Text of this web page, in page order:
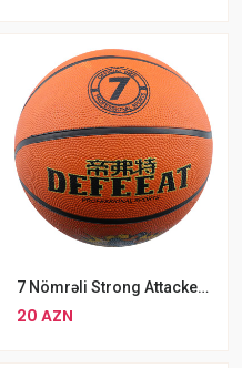
7 Nömrəli Strong Attacker Basket Topu Professional Defeeat Basketbol Topu
20 AZN